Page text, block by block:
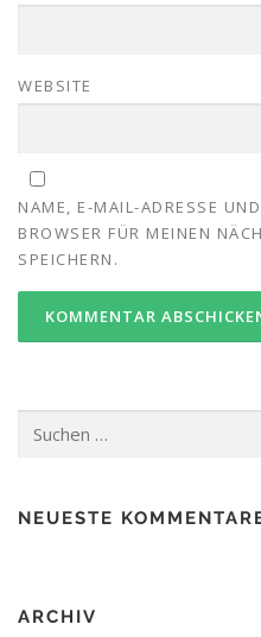
WEBSITE
NAME, E-MAIL-ADRESSE
BROWSER FÜR MEINEN
SPEICHERN.
nach:
NEUESTE
ARCHIV